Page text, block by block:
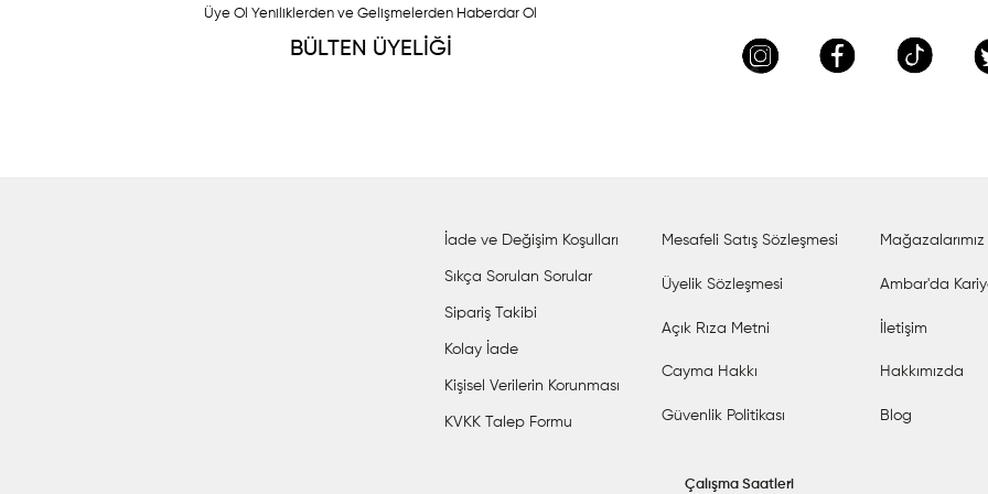
Üye Ol Yeniliklerden ve Gelişmelerden Haberdar Ol
BÜLTEN ÜYELİĞİ
İade ve Değişim Koşulları
Sıkça Sorulan Sorular
Sipariş Takibi
Kolay İade
Kişisel Verilerin Korunması
KVKK Talep Formu
Mesafeli Satış Sözleşmesi
Üyelik Sözleşmesi
Açık Rıza Metni
Cayma Hakkı
Güvenlik Politikası
Mağazalarımız
Ambar'da
İletişim
Hakkımızda
Blog
Çalışma Saatleri